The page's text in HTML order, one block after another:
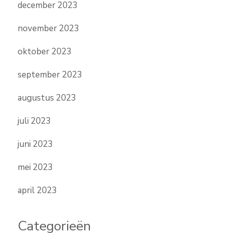
december 2023
november 2023
oktober 2023
september 2023
augustus 2023
juli 2023
juni 2023
mei 2023
april 2023
Categorieën